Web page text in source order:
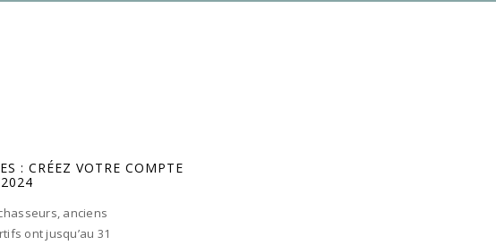
: CRÉEZ VOTRE COMPTE
anciens
ont jusqu’au 31